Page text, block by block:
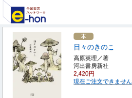
日々のきのこ
高原英理／著
河出書房新社
2,420円
現在ご注文できません